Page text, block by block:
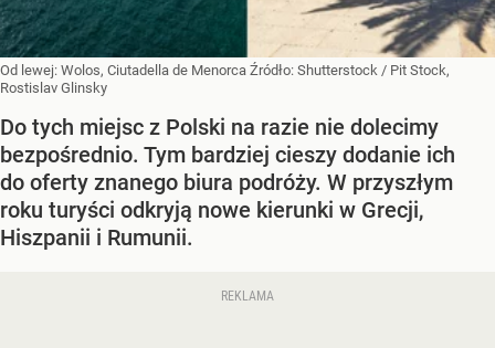
Od lewej: Wolos, Ciutadella de Menorca Źródło: Shutterstock / Pit Stock,
Rostislav Glinsky
Do tych miejsc z Polski na razie nie dolecimy
bezpośrednio. Tym bardziej cieszy dodanie ich
do oferty znanego biura podróży. W przyszłym
roku turyści odkryją nowe kierunki w Grecji,
Hiszpanii i Rumunii.